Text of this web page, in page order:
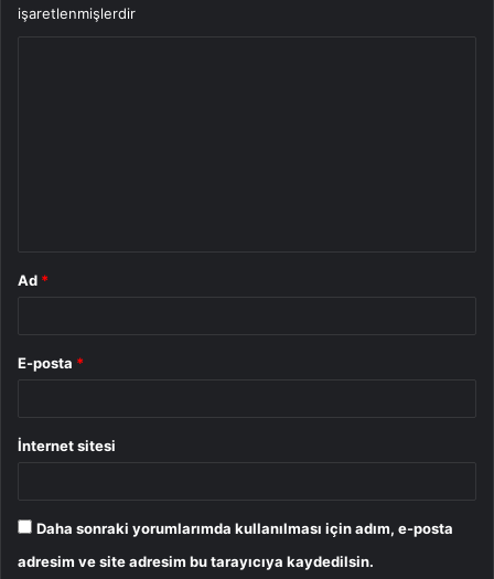
işaretlenmişlerdir
Ad *
E-posta *
İnternet sitesi
Daha sonraki yorumlarımda kullanılması için adım, e-posta
adresim ve site adresim bu tarayıcıya kaydedilsin.